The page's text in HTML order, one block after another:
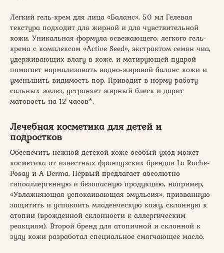
Легкий гель-крем для лица «Баланс», 50 мл Гелевая
текстура подходит для жирной и для чувствительной
кожи. Уникальная формула освежающего, легкого гель-
крема с комплексом «Active Seed», экстрактом семян чиа,
удерживающих влагу в коже, и матирующей пудрой
помогает нормализовать водно-жировой баланс кожи и
уменьшить видимость пор. Приводит в норму работу
сальных желез, устраняет жирный блеск и дарит
матовость на 12 часов*.
Лечебная косметика для детей и
подростков
Обеспечить нежной детской коже особый уход может
косметика от известных французских брендов La Roche-
Posay и A-Derma. Первый предлагает абсолютно
гипоаллергенную и безопасную продукцию, например,
«Увлажняющая успокаивающая эмульсия», призванную
защитить и успокоить младенческую кожу, склонную к
атопии (врожденной склонности к аллергическим
реакциям). Второй бренд для атопичной и склонной к
зуду кожи разработал специальное смягчающее масло.